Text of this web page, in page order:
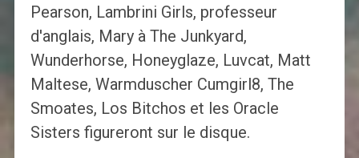
Pearson, Lambrini Girls, professeur
d'anglais, Mary à The Junkyard,
Wunderhorse, Honeyglaze, Luvcat, Matt
Maltese, Warmduscher Cumgirl8, The
Smoates, Los Bitchos et les Oracle
Sisters figureront sur le disque.